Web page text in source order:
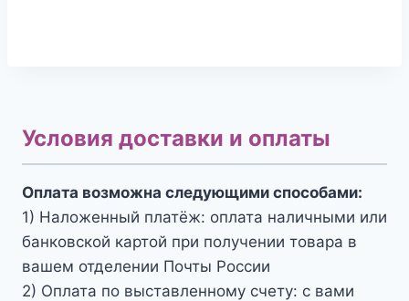
Условия доставки и оплаты
Оплата возможна следующими способами:
1) Наложенный платёж: оплата наличными или
банковской картой при получении товара в
вашем отделении Почты России
2) Оплата по выставленному счету: с вами